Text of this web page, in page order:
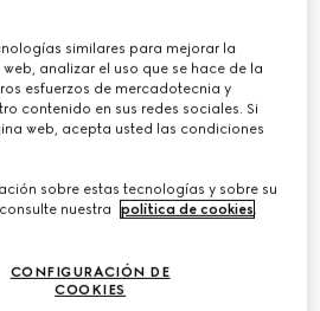
con estampado
similares para mejorar la
analizar el uso que se hace de la
esfuerzos de mercadotecnia y
contenido en sus redes sociales. Si
web, acepta usted las condiciones
sobre estas tecnologías y sobre su
nuestra
política de cookies.
CONFIGURACIÓN DE
COOKIES